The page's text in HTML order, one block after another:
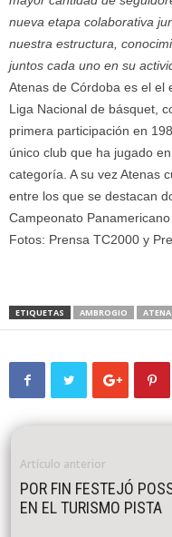
nueva etapa colaborativa
nuestra estructura,
juntos cada uno en su
Atenas de Córdoba es el el
Liga Nacional de básquet,
primera participación en
único club que ha jugado
categoría. A su vez Atenas
entre los que se destacan
Campeonato
Fotos: Prensa TC2000 y
ETIQUETAS AMBROGIO
Artículo anterior
POR FIN FESTEJÓ
EN EL TURISMO PISTA